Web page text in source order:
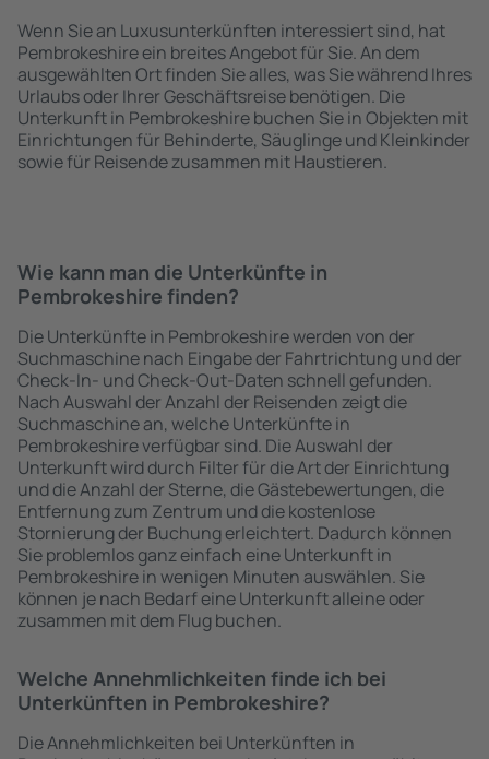
Wenn Sie an Luxusunterkünften interessiert sind, hat
Pembrokeshire ein breites Angebot für Sie. An dem
ausgewählten Ort finden Sie alles, was Sie während Ihres
Urlaubs oder Ihrer Geschäftsreise benötigen. Die
Unterkunft in Pembrokeshire buchen Sie in Objekten mit
Einrichtungen für Behinderte, Säuglinge und Kleinkinder
sowie für Reisende zusammen mit Haustieren.
Wie kann man die Unterkünfte in
Pembrokeshire finden?
Die Unterkünfte in Pembrokeshire werden von der
Suchmaschine nach Eingabe der Fahrtrichtung und der
Check-In- und Check-Out-Daten schnell gefunden.
Nach Auswahl der Anzahl der Reisenden zeigt die
Suchmaschine an, welche Unterkünfte in
Pembrokeshire verfügbar sind. Die Auswahl der
Unterkunft wird durch Filter für die Art der Einrichtung
und die Anzahl der Sterne, die Gästebewertungen, die
Entfernung zum Zentrum und die kostenlose
Stornierung der Buchung erleichtert. Dadurch können
Sie problemlos ganz einfach eine Unterkunft in
Pembrokeshire in wenigen Minuten auswählen. Sie
können je nach Bedarf eine Unterkunft alleine oder
zusammen mit dem Flug buchen.
Welche Annehmlichkeiten finde ich bei
Unterkünften in Pembrokeshire?
Die Annehmlichkeiten bei Unterkünften in